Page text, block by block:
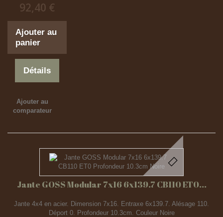
92,40 €
Ajouter au
panier
Détails
Ajouter au
comparateur
Jante GOSS Modular 7x16 6x139.7 CB110 ET0...
Jante 4x4 en acier. Dimension 7x16. Entraxe 6x139.7. Alésage 110.
Déport 0. Profondeur 10.3cm. Couleur Noire